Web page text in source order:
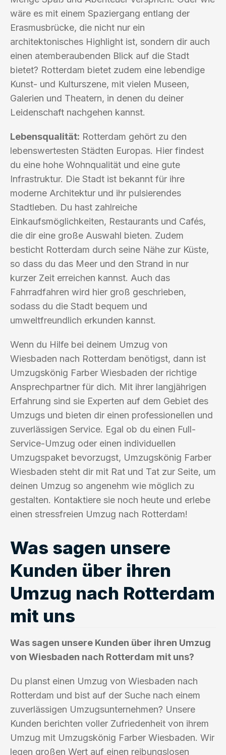
wäre es mit einem Spaziergang entlang der
Erasmusbrücke, die nicht nur ein
architektonisches Highlight ist, sondern dir auch
einen atemberaubenden Blick auf die Stadt
bietet? Rotterdam bietet zudem eine lebendige
Kunst- und Kulturszene, mit vielen Museen,
Galerien und Theatern, in denen du deiner
Leidenschaft nachgehen kannst.
Lebensqualität: Rotterdam gehört zu den
lebenswertesten Städten Europas. Hier findest
du eine hohe Wohnqualität und eine gute
Infrastruktur. Die Stadt ist bekannt für ihre
moderne Architektur und ihr pulsierendes
Stadtleben. Du hast zahlreiche
Einkaufsmöglichkeiten, Restaurants und Cafés,
die dir eine große Auswahl bieten. Zudem
besticht Rotterdam durch seine Nähe zur Küste,
so dass du das Meer und den Strand in nur
kurzer Zeit erreichen kannst. Auch das
Fahrradfahren wird hier groß geschrieben,
sodass du die Stadt bequem und
umweltfreundlich erkunden kannst.
Wenn du Hilfe bei deinem Umzug von
Wiesbaden nach Rotterdam benötigst, dann ist
Umzugskönig Farber Wiesbaden der richtige
Ansprechpartner für dich. Mit ihrer langjährigen
Erfahrung sind sie Experten auf dem Gebiet des
Umzugs und bieten dir einen professionellen und
zuverlässigen Service. Egal ob du einen Full-
Service-Umzug oder einen individuellen
Umzugspaket bevorzugst, Umzugskönig Farber
Wiesbaden steht dir mit Rat und Tat zur Seite, um
deinen Umzug so angenehm wie möglich zu
gestalten. Kontaktiere sie noch heute und erlebe
einen stressfreien Umzug nach Rotterdam!
Was sagen unsere
Kunden über ihren
Umzug nach Rotterdam
mit uns
Was sagen unsere Kunden über ihren Umzug
von Wiesbaden nach Rotterdam mit uns?
Du planst einen Umzug von Wiesbaden nach
Rotterdam und bist auf der Suche nach einem
zuverlässigen Umzugsunternehmen? Unsere
Kunden berichten voller Zufriedenheit von ihrem
Umzug mit Umzugskönig Farber Wiesbaden. Wir
legen großen Wert auf einen reibungslosen